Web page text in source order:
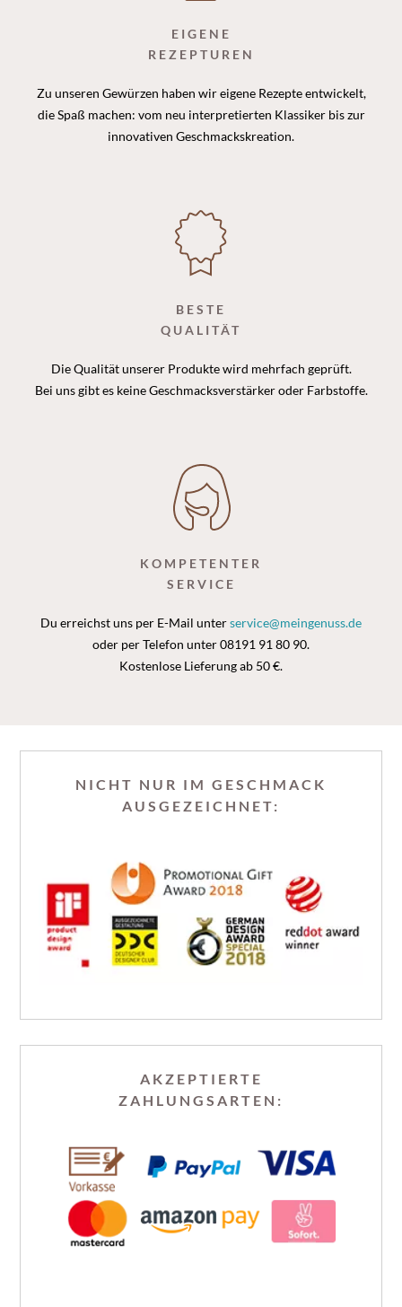
EIGENE
REZEPTUREN
Zu unseren Gewürzen haben wir eigene Rezepte entwickelt,
die Spaß machen: vom neu interpretierten Klassiker bis zur
innovativen Geschmackskreation.
BESTE
QUALITÄT
Die Qualität unserer Produkte wird mehrfach geprüft.
Bei uns gibt es keine Geschmacksverstärker oder Farbstoffe.
KOMPETENTER
SERVICE
Du erreichst uns per E-Mail unterservice@meingenuss.de
oder per Telefon unter 08191 91 80 90.
Kostenlose Lieferung ab 50 €.
NICHT NUR IM GESCHMACK
AUSGEZEICHNET:
AKZEPTIERTE
ZAHLUNGSARTEN: